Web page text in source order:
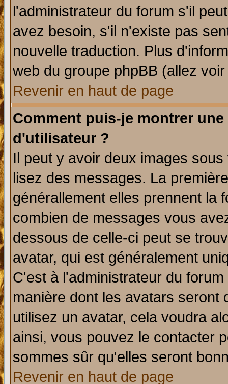
l'administrateur du forum s'il
avez besoin, s'il n'existe pas
nouvelle traduction. Plus
web du groupe phpBB (allez
Revenir en haut de page
Comment puis-je montrer
d'utilisateur ?
Il peut y avoir deux images
lisez des messages. La
générallement elles prennent la
combien de messages vous
dessous de celle-ci peut se
avatar, qui est généralement
C'est à l'administrateur du
manière dont les avatars seront
utilisez un avatar, cela voudra
ainsi, vous pouvez le contacter
sommes sûr qu'elles seront
Revenir en haut de page